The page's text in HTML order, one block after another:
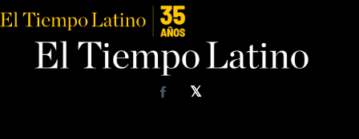
𝕏
Facebook